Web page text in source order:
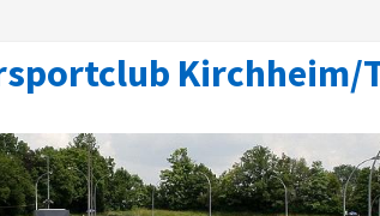
Kirchheim/